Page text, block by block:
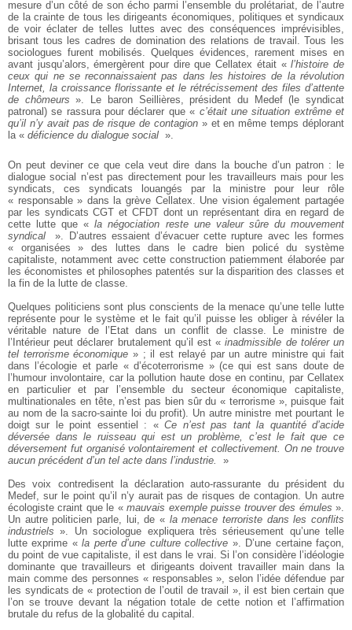
mesure d’un côté de son écho parmi l’ensemble du prolétariat, de l’autre
de la crainte de tous les dirigeants économiques, politiques et syndicaux
de voir éclater de telles luttes avec des conséquences imprévisibles,
brisant tous les cadres de domination des relations de travail. Tous les
sociologues furent mobilisés. Quelques évidences, rarement mises en
avant jusqu’alors, émergèrent pour dire que Cellatex était «l’histoire de
ceux qui ne se reconnaissaient pas dans les histoires de la révolution
Internet, la croissance florissante et le rétrécissement des files d’attente
de chômeurs ». Le baron Seillières, président du Medef (le syndicat
patronal) se rassura pour déclarer que « c’était une situation extrême et
qu’il n’y avait pas de risque de contagion» et en même temps déplorant
la « déficience du dialogue social ».
On peut deviner ce que cela veut dire dans la bouche d’un patron : le
dialogue social n’est pas directement pour les travailleurs mais pour les
syndicats, ces syndicats louangés par la ministre pour leur rôle
« responsable » dans la grève Cellatex. Une vision également partagée
par les syndicats CGT et CFDT dont un représentant dira en regard de
cette lutte que «la négociation reste une valeur sûre du mouvement
syndical
». D’autres essaient d’évacuer cette rupture avec les formes
« organisées » des luttes dans le cadre bien policé du système
capitaliste, notamment avec cette construction patiemment élaborée par
les économistes et philosophes patentés sur la disparition des classes et
la fin de la lutte de classe.
Quelques politiciens sont plus conscients de la menace qu’une telle lutte
représente pour le système et le fait qu’il puisse les obliger à révéler la
véritable nature de l’Etat dans un conflit de classe. Le ministre de
l’Intérieur peut déclarer brutalement qu’il est «inadmissible de tolérer un
tel terrorisme économique » ; il est relayé par un autre ministre qui fait
dans l’écologie et parle « d’écoterrorisme » (ce qui est sans doute de
l’humour involontaire, car la pollution haute dose en continu, par Cellatex
en particulier et par l’ensemble du secteur économique capitaliste,
multinationales en tête, n’est pas bien sûr du « terrorisme », puisque fait
au nom de la sacro-sainte loi du profit). Un autre ministre met pourtant le
doigt sur le point essentiel : «Ce n’est pas tant la quantité d’acide
déversée dans le ruisseau qui est un problème, c’est le fait que ce
déversement fut organisé volontairement et collectivement. On ne trouve
aucun précédent d’un tel acte dans l’industrie.
»
Des voix contredisent la déclaration auto-rassurante du président du
Medef, sur le point qu’il n’y aurait pas de risques de contagion. Un autre
écologiste craint que le «mauvais exemple puisse trouver des émules ».
Un autre politicien parle, lui, de « la menace terroriste dans les conflits
industriels ». Un sociologue expliquera très sérieusement qu’une telle
lutte exprime «la perte d’une culture collective ». D’une certaine façon,
du point de vue capitaliste, il est dans le vrai. Si l’on considère l’idéologie
dominante que travailleurs et dirigeants doivent travailler main dans la
main comme des personnes « responsables », selon l’idée défendue par
les syndicats de « protection de l’outil de travail », il est bien certain que
l’on se trouve devant la négation totale de cette notion et l’affirmation
brutale du refus de la globalité du capital.